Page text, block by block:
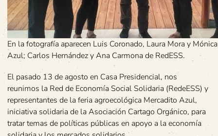
En la fotografía aparecen Luis Coronado, Laura Mora y
Azul; Carlos Hernández y Ana Carmona de RedESS.
El pasado 13 de agosto en Casa Presidencial, nos
reunimos la Red de Economía Social Solidaria (RedeESS) y
representantes de la feria agroecológica Mercadito Azul,
iniciativa solidaria de la Asociación Cartago Orgánico, para
tratar temas de políticas públicas en apoyo a la economía